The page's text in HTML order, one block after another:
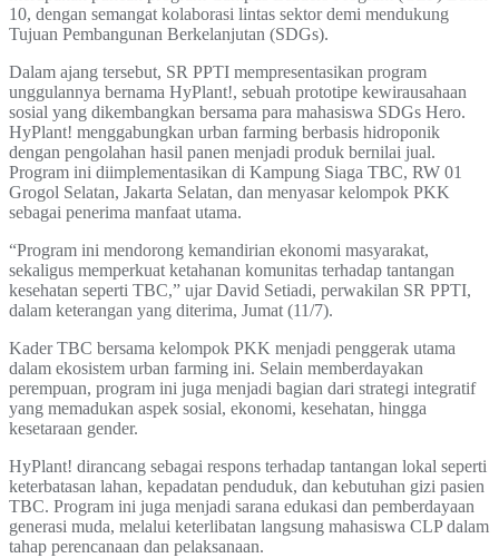
10, dengan semangat kolaborasi lintas sektor demi mendukung
Tujuan Pembangunan Berkelanjutan (SDGs).
Dalam ajang tersebut, SR PPTI mempresentasikan program
unggulannya bernama HyPlant!, sebuah prototipe kewirausahaan
sosial yang dikembangkan bersama para mahasiswa SDGs Hero.
HyPlant! menggabungkan urban farming berbasis hidroponik
dengan pengolahan hasil panen menjadi produk bernilai jual.
Program ini diimplementasikan di Kampung Siaga TBC, RW 01
Grogol Selatan, Jakarta Selatan, dan menyasar kelompok PKK
sebagai penerima manfaat utama.
“Program ini mendorong kemandirian ekonomi masyarakat,
sekaligus memperkuat ketahanan komunitas terhadap tantangan
kesehatan seperti TBC,” ujar David Setiadi, perwakilan SR PPTI,
dalam keterangan yang diterima, Jumat (11/7).
Kader TBC bersama kelompok PKK menjadi penggerak utama
dalam ekosistem urban farming ini. Selain memberdayakan
perempuan, program ini juga menjadi bagian dari strategi integratif
yang memadukan aspek sosial, ekonomi, kesehatan, hingga
kesetaraan gender.
HyPlant! dirancang sebagai respons terhadap tantangan lokal seperti
keterbatasan lahan, kepadatan penduduk, dan kebutuhan gizi pasien
TBC. Program ini juga menjadi sarana edukasi dan pemberdayaan
generasi muda, melalui keterlibatan langsung mahasiswa CLP dalam
tahap perencanaan dan pelaksanaan.